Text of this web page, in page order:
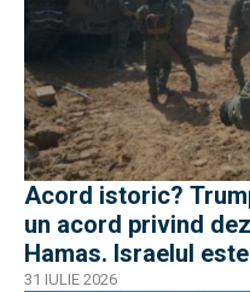
Acord istoric?
un acord privind
Hamas. Israelul
31 IULIE 2026